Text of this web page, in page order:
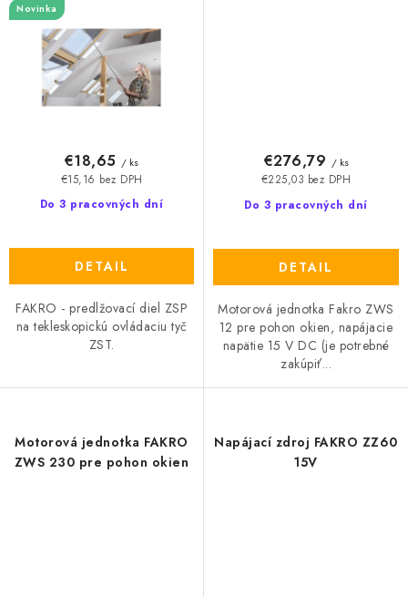
Novinka
Do 3 pracovných dní
€15,16 bez DPH
€18,65 / ks
DETAIL
FAKRO - predlžovací diel ZSP
na tekleskopickú ovládaciu tyč
ZST.
Do 3 pracovných dní
€225,03 bez DPH
€276,79 / ks
DETAIL
Motorová jednotka Fakro ZWS
12 pre pohon okien, napájacie
napätie 15 V DC (je potrebné
zakúpiť...
Motorová jednotka FAKRO
ZWS 230 pre pohon okien
Napájací zdroj FAKRO ZZ60
15V